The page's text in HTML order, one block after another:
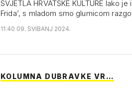
SVJETLA HRVATSKE KULTURE Iako
Frida’, s mladom smo glumicom
11:40 09. SVIBANJ 2024.
KOLUMNA DUBRAVKE VR…